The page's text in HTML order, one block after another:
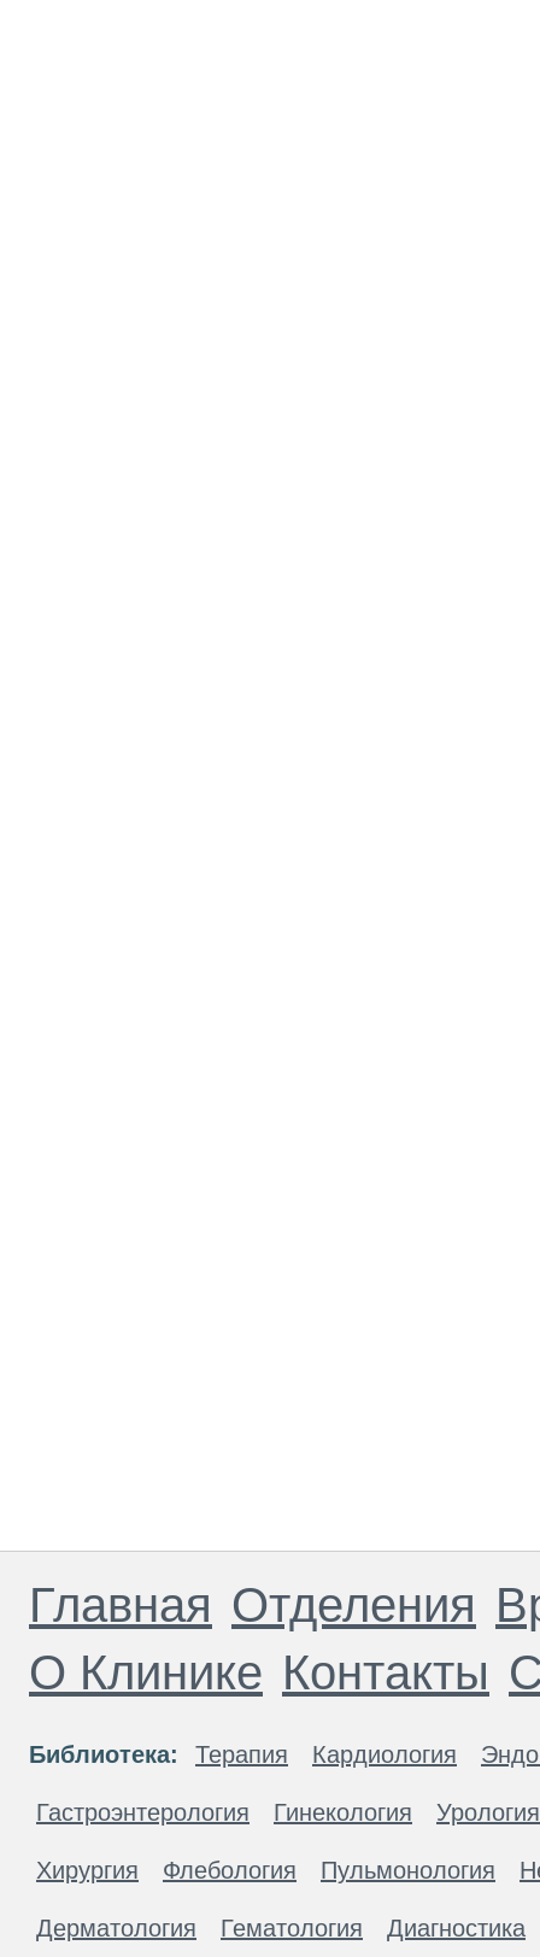
Главная Отделения
О Клинике Контакты
Библиотека: Терапия Кардиология
Гастроэнтерология Гинекология Урология
Хирургия Флебология Пульмонология
Дерматология Гематология Диагностика